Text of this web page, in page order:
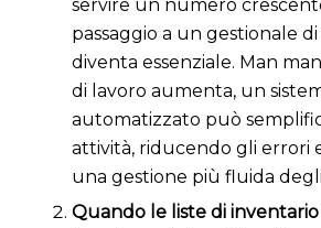
servire un numero
passaggio a un gestionale
diventa essenziale. Man
di lavoro aumenta, un
automatizzato può
attività, riducendo gli errori
una gestione più fluida
Quando le liste di